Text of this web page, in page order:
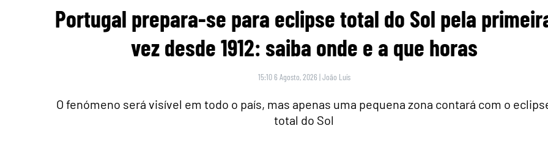
Portugal prepara-se para eclipse total do Sol pela
vez desde 1912: saiba onde e a que horas
15:10 6 Agosto, 2026 |João Luís
O fenómeno será visível em todo o país, mas apenas uma pequena zona contará com o
total do Sol